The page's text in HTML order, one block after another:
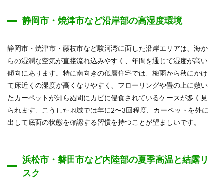
静岡市・焼津市など沿岸部の高湿度環境
静岡市・焼津市・藤枝市など駿河湾に面した沿岸エリアは、海か
らの湿潤な空気が直接流れ込みやすく、年間を通じて湿度が高い
傾向にあります。特に南向きの低層住宅では、梅雨から秋にかけ
て床近くの湿度が高くなりやすく、フローリングや畳の上に敷い
たカーペットが知らぬ間にカビに侵食されているケースが多く見
られます。こうした地域では年に2〜3回程度、カーペットを外に
出して底面の状態を確認する習慣を持つことが望ましいです。
浜松市・磐田市など内陸部の夏季高温と結露リ
スク